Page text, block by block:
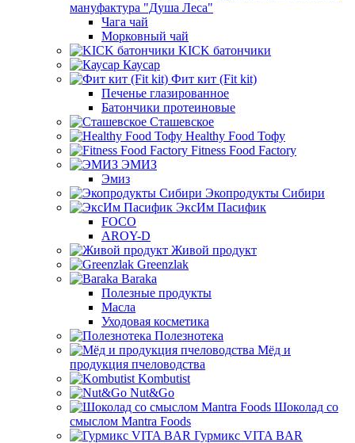
мануфактура "Душа Леса"
Чага чай
Морковный чай
KICK батончики
Каусар
Фит кит (Fit kit)
Печенье глазированное
Батончики протеиновые
Сташевское
Healthy Food Тофу
Fitness Food Factory
ЭМИЗ
Эмиз
Экопродукты Сибири
ЭксИм Пасифик
FOCO
AROY-D
Живой продукт
Greenzlak
Baraka
Полезные продукты
Масла
Уходовая косметика
Полезнотека
Мёд и
продукция пчеловодства
Kombutist
Nut&Go
Шоколад со
смыслом Mantra Foods
Гурмикс VITA BAR